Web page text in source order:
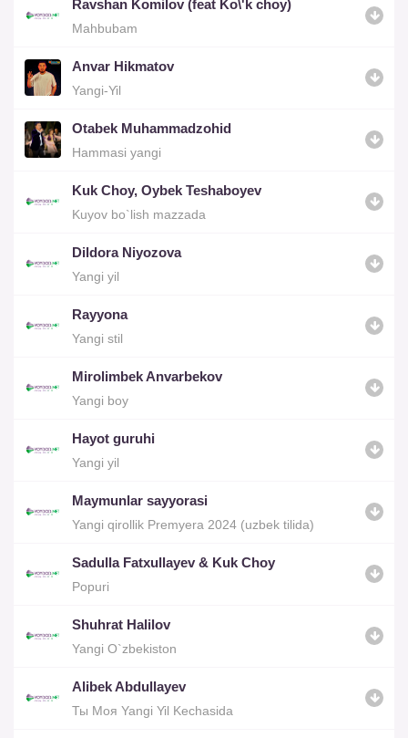
Ravshan Komilov (feat Ko\'k choy)
Mahbubam
Anvar Hikmatov
Yangi-Yil
Otabek Muhammadzohid
Hammasi yangi
Kuk Choy, Oybek Teshaboyev
Kuyov bo`lish mazzada
Dildora Niyozova
Yangi yil
Rayyona
Yangi stil
Mirolimbek Anvarbekov
Yangi boy
Hayot guruhi
Yangi yil
Maymunlar sayyorasi
Yangi qirollik Premyera 2024 (uzbek tilida)
Sadulla Fatxullayev & Kuk Choy
Popuri
Shuhrat Halilov
Yangi O`zbekiston
Alibek Abdullayev
Ты Моя Yangi Yil Kechasida